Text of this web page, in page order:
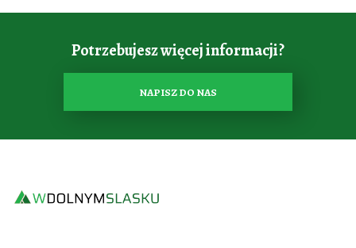
Potrzebujesz więcej informacji?
NAPISZ DO NAS